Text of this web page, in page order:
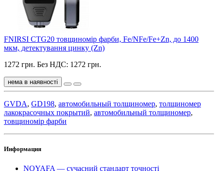
FNIRSI CTG20 товщиномір фарби, Fe/NFe/Fe+Zn, до 1400
мкм, детектування цинку (Zn)
1272 грн. Без НДС: 1272 грн.
нема в наявності
GVDA, GD198, автомобильный толщиномер, толщиномер
лакокрасочных покрытий, автомобильный толщиномер,
товщиномір фарби
Информация
NOYAFA — сучасний стандарт точності